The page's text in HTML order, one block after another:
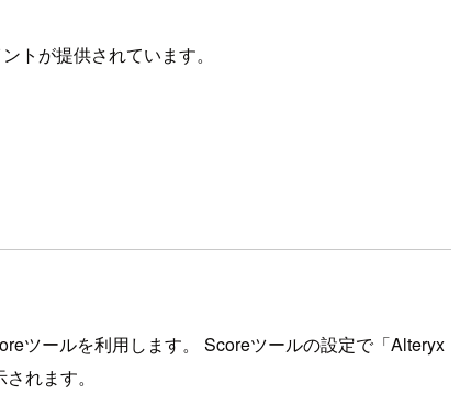
トが提供されています。
ツールを利用します。 Scoreツールの設定で「Alteryx
れます。